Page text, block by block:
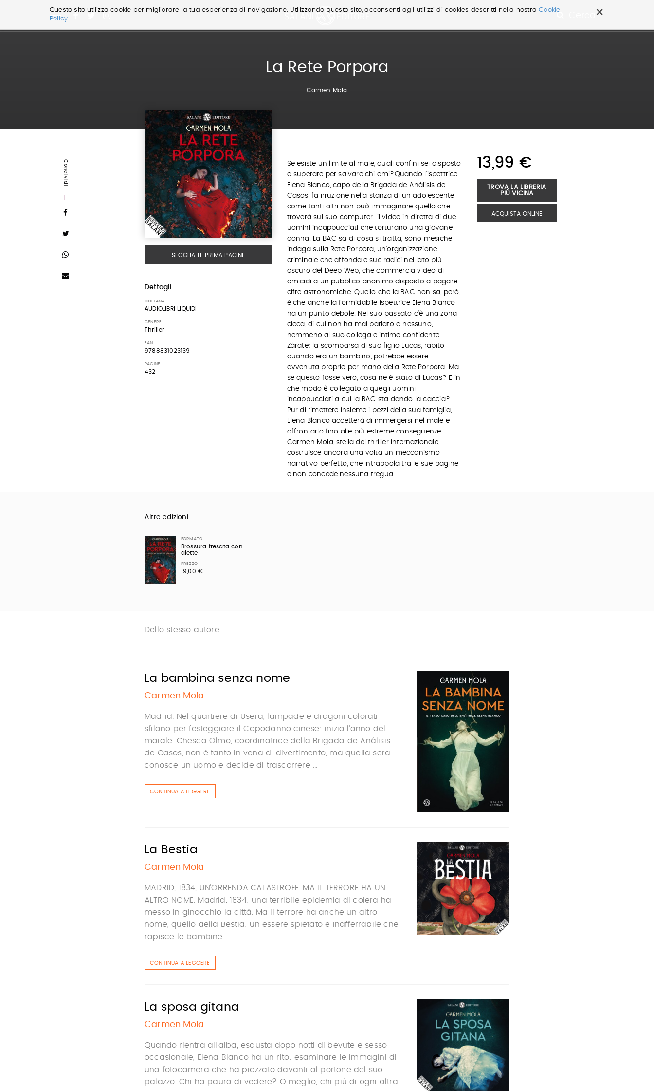
×
Questo sito utilizza cookie per migliorare la tua esperienza di navigazione. Utilizzando questo sito, acconsenti agli utilizzi di cookies descritti nella nostraCookie
Policy.
Cerca ...
La Rete Porpora
Carmen Mola
Condividi
SFOGLIA LE PRIMA PAGINE
Dettagli
COLLANA
AUDIOLIBRI LIQUIDI
GENERE
Thriller
EAN
9788831023139
PAGINE
432
Se esiste un limite al male, quali confini sei disposto
a superare per salvare chi ami?Quando l’ispettrice
Elena Blanco, capo della Brigada de Análisis de
Casos, fa irruzione nella stanza di un adolescente
come tanti altri non può immaginare quello che
troverà sul suo computer: il video in diretta di due
uomini incappucciati che torturano una giovane
donna. La BAC sa di cosa si tratta, sono mesiche
indaga sulla Rete Porpora, un’organizzazione
criminale che affondale sue radici nel lato più
oscuro del Deep Web, che commercia video di
omicidi a un pubblico anonimo disposto a pagare
cifre astronomiche. Quello che la BAC non sa, però,
è che anche la formidabile ispettrice Elena Blanco
ha un punto debole. Nel suo passato c’è una zona
cieca, di cui non ha mai parlato a nessuno,
nemmeno al suo collega e intimo confidente
Zárate: la scomparsa di suo figlio Lucas, rapito
quando era un bambino, potrebbe essere
avvenuta proprio per mano della Rete Porpora. Ma
se questo fosse vero, cosa ne è stato di Lucas? E in
che modo è collegato a quegli uomini
incappucciati a cui la BAC sta dando la caccia?
Pur di rimettere insieme i pezzi della sua famiglia,
Elena Blanco accetterà di immergersi nel male e
affrontarlo fino alle più estreme conseguenze.
Carmen Mola, stella del thriller internazionale,
costruisce ancora una volta un meccanismo
narrativo perfetto, che intrappola tra le sue pagine
e non concede nessuna tregua.
13,99 €
TROVA LA LIBRERIA
PIÙ VICINA
ACQUISTA ONLINE
Altre edizioni
FORMATO
Brossura fresata con
alette
PREZZO
19,00 €
Dello stesso autore
La bambina senza nome
Carmen Mola
Madrid. Nel quartiere di Usera, lampade e dragoni colorati
sfilano per festeggiare il Capodanno cinese: inizia l’anno del
maiale. Chesca Olmo, coordinatrice della Brigada de Análisis
de Casos, non è tanto in vena di divertimento, ma quella sera
conosce un uomo e decide di trascorrere ...
CONTINUA A LEGGERE
La Bestia
Carmen Mola
MADRID, 1834, UN’ORRENDA CATASTROFE. MA IL TERRORE HA UN
ALTRO NOME. Madrid, 1834: una terribile epidemia di colera ha
messo in ginocchio la città. Ma il terrore ha anche un altro
nome, quello della Bestia: un essere spietato e inafferrabile che
rapisce le bambine ...
CONTINUA A LEGGERE
La sposa gitana
Carmen Mola
Quando rientra all’alba, esausta dopo notti di bevute e sesso
occasionale, Elena Blanco ha un rito: esaminare le immagini di
una fotocamera che ha piazzato davanti al portone del suo
palazzo. Chi ha paura di vedere? O meglio, chi più di ogni altra